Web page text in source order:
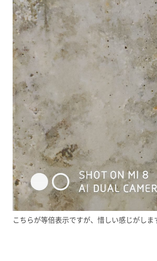
こちらが等倍表示ですが、惜しい感じがしま